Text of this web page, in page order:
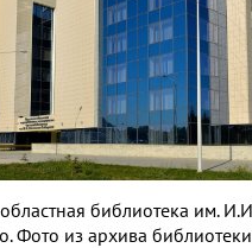
библиотека им.
Фото из архива библиотеки